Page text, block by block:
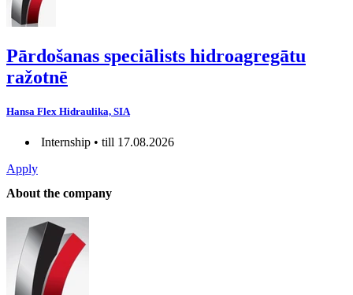
Pārdošanas speciālists hidroagregātu
ražotnē
Hansa Flex Hidraulika, SIA
Internship • till 17.08.2026
Apply
About the company